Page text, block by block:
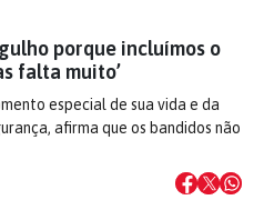
porque incluímos o
falta muito’
especial de sua vida e da
afirma que os bandidos não